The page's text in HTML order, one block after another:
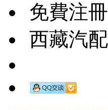
免費注冊
西藏汽